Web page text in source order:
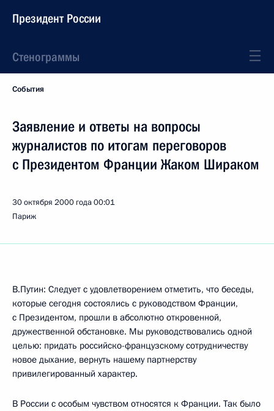
Президент России
Стенограммы
События
Заявление и ответы на вопросы
журналистов по итогам переговоров
с Президентом Франции Жаком Шираком
30 октября 2000 года00:01
Париж
В.Путин: Следует с удовлетворением отметить, что беседы,
которые сегодня состоялись с руководством Франции,
с Президентом, прошли в абсолютно откровенной,
дружественной обстановке. Мы руководствовались одной
целью: придать российско-французскому сотрудничеству
новое дыхание, вернуть нашему партнерству
привилегированный характер.
В России с особым чувством относятся к Франции. Так было